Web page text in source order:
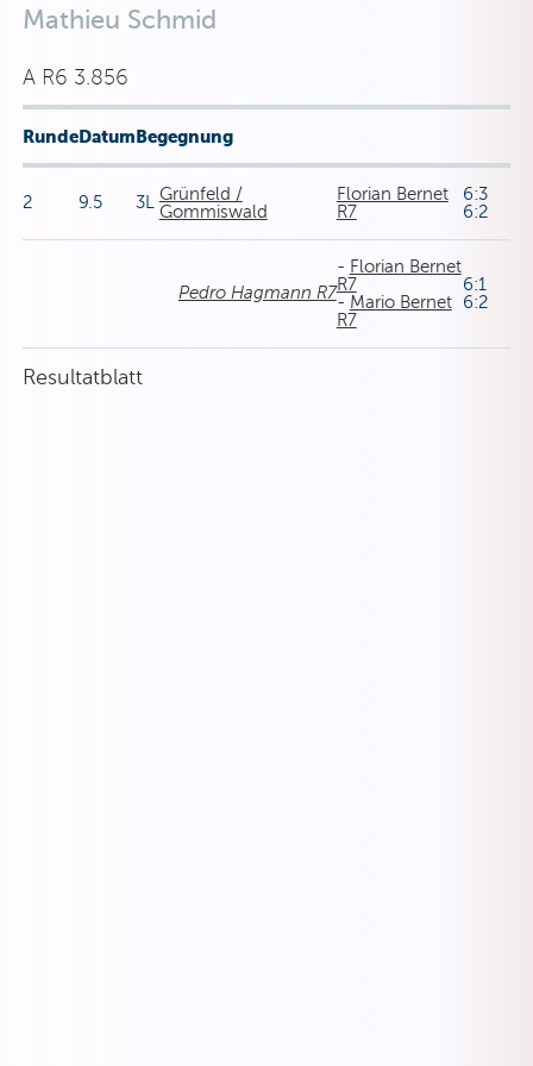
Mathieu Schmid
A R6 3.856
RundeDatumBegegnung
2 9.5 3LGrünfeld /
Gommiswald
Florian Bernet
R7
6:3
6:2
Pedro Hagmann R7
- Florian Bernet
R7
- Mario Bernet
R7
6:1
6:2
Resultatblatt